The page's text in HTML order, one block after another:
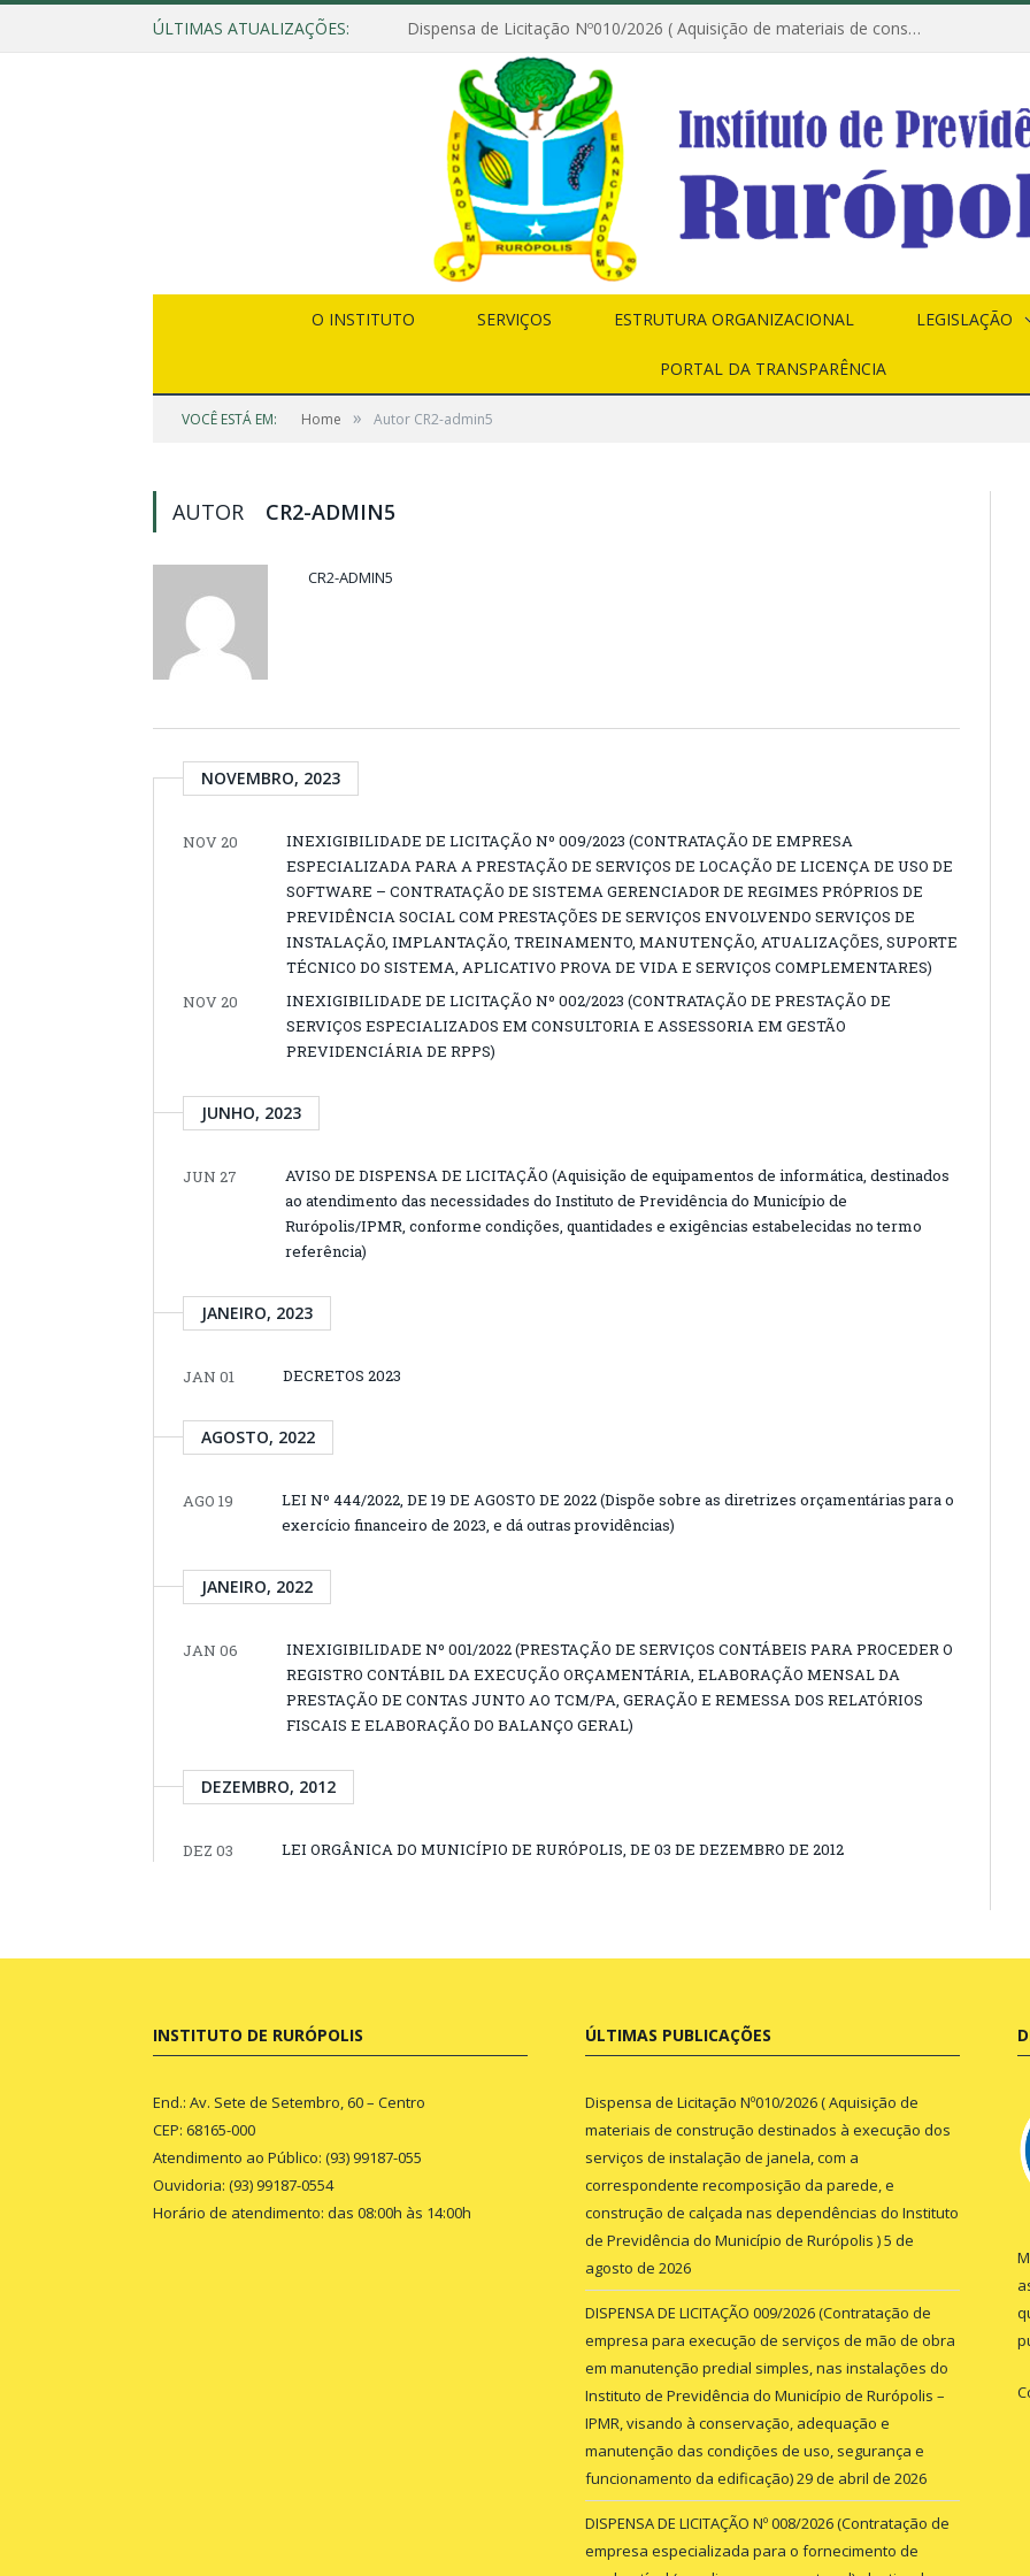
ÚLTIMAS ATUALIZAÇÕES: Dispensa de Licitação Nº010/2026 ( Aquisição de materiais de construção destinados à execução dos serviços de instalação de janela, com a correspondente recomposição da parede, e construção de calçada nas dependências do Instituto de Previdência do Município de Rurópolis )
O INSTITUTO SERVIÇOS ESTRUTURA ORGANIZACIONAL LEGISLAÇÃO
PORTAL DA TRANSPARÊNCIA
VOCÊ ESTÁ EM: Home » Autor CR2-admin5
AUTOR CR2-ADMIN5
CR2-ADMIN5
NOVEMBRO, 2023
NOV 20
INEXIGIBILIDADE DE LICITAÇÃO Nº 009/2023 (CONTRATAÇÃO DE EMPRESA
ESPECIALIZADA PARA A PRESTAÇÃO DE SERVIÇOS DE LOCAÇÃO DE LICENÇA DE USO DE
SOFTWARE – CONTRATAÇÃO DE SISTEMA GERENCIADOR DE REGIMES PRÓPRIOS DE
PREVIDÊNCIA SOCIAL COM PRESTAÇÕES DE SERVIÇOS ENVOLVENDO SERVIÇOS DE
INSTALAÇÃO, IMPLANTAÇÃO, TREINAMENTO, MANUTENÇÃO, ATUALIZAÇÕES, SUPORTE
TÉCNICO DO SISTEMA, APLICATIVO PROVA DE VIDA E SERVIÇOS COMPLEMENTARES)
NOV 20
INEXIGIBILIDADE DE LICITAÇÃO Nº 002/2023 (CONTRATAÇÃO DE PRESTAÇÃO DE
SERVIÇOS ESPECIALIZADOS EM CONSULTORIA E ASSESSORIA EM GESTÃO
PREVIDENCIÁRIA DE RPPS)
JUNHO, 2023
JUN 27
AVISO DE DISPENSA DE LICITAÇÃO (Aquisição de equipamentos de informática, destinados
ao atendimento das necessidades do Instituto de Previdência do Município de
Rurópolis/IPMR, conforme condições, quantidades e exigências estabelecidas no termo
referência)
JANEIRO, 2023
JAN 01 DECRETOS 2023
AGOSTO, 2022
AGO 19
LEI Nº 444/2022, DE 19 DE AGOSTO DE 2022 (Dispõe sobre as diretrizes orçamentárias para o
exercício financeiro de 2023, e dá outras providências)
JANEIRO, 2022
JAN 06
INEXIGIBILIDADE Nº 001/2022 (PRESTAÇÃO DE SERVIÇOS CONTÁBEIS PARA PROCEDER O
REGISTRO CONTÁBIL DA EXECUÇÃO ORÇAMENTÁRIA, ELABORAÇÃO MENSAL DA
PRESTAÇÃO DE CONTAS JUNTO AO TCM/PA, GERAÇÃO E REMESSA DOS RELATÓRIOS
FISCAIS E ELABORAÇÃO DO BALANÇO GERAL)
DEZEMBRO, 2012
DEZ 03 LEI ORGÂNICA DO MUNICÍPIO DE RURÓPOLIS, DE 03 DE DEZEMBRO DE 2012
INSTITUTO DE RURÓPOLIS
End.: Av. Sete de Setembro, 60 – Centro
CEP: 68165-000
Atendimento ao Público: (93) 99187-055
Ouvidoria: (93) 99187-0554
Horário de atendimento: das 08:00h às 14:00h
ÚLTIMAS PUBLICAÇÕES
Dispensa de Licitação Nº010/2026 ( Aquisição de
materiais de construção destinados à execução dos
serviços de instalação de janela, com a
correspondente recomposição da parede, e
construção de calçada nas dependências do Instituto
de Previdência do Município de Rurópolis )5 de
agosto de 2026
DISPENSA DE LICITAÇÃO 009/2026 (Contratação de
empresa para execução de serviços de mão de obra
em manutenção predial simples, nas instalações do
Instituto de Previdência do Município de Rurópolis –
IPMR, visando à conservação, adequação e
manutenção das condições de uso, segurança e
funcionamento da edificação)29 de abril de 2026
DISPENSA DE LICITAÇÃO Nº 008/2026 (Contratação de
empresa especializada para o fornecimento de